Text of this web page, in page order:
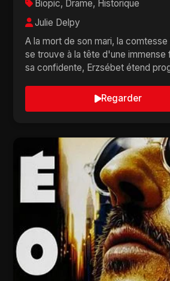
Biopic, Drame, Historique
Julie Delpy
A la mort de son mari, la
se trouve à la tête d'une immense
sa confidente, Erzsébet étend
Regarder